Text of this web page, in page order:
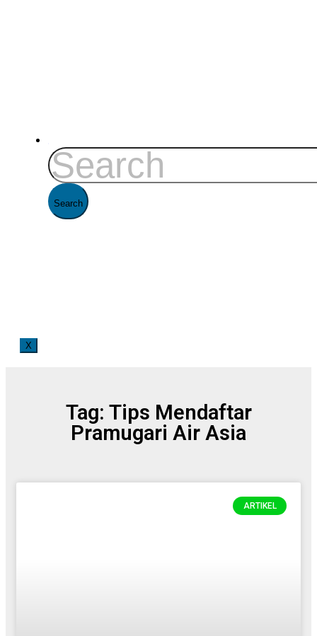
X
Tag: Tips Mendaftar
Pramugari Air Asia
ARTIKEL